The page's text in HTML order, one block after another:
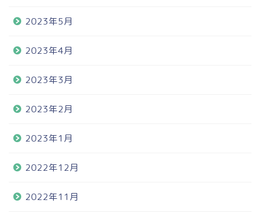
2023年5月
2023年4月
2023年3月
2023年2月
2023年1月
2022年12月
2022年11月